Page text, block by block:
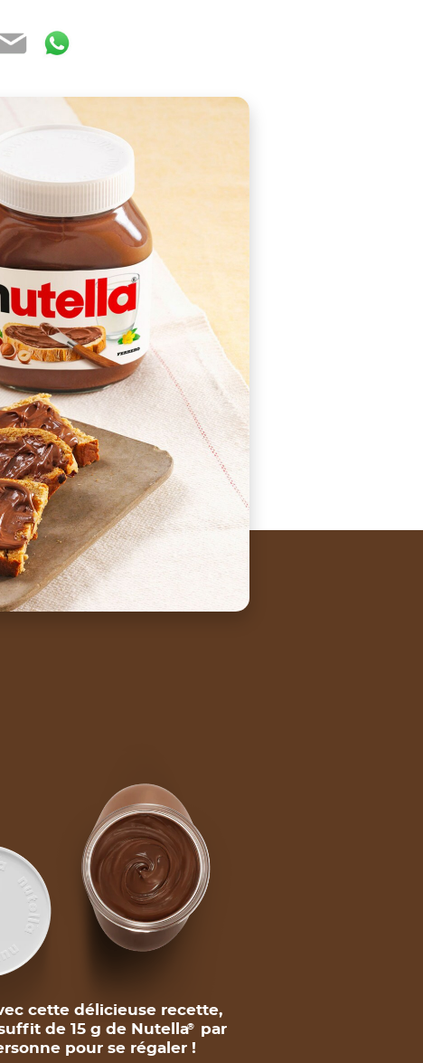
WhatsApp
made during grape harvest and wine-making
cette délicieuse recette,
de 15 g de Nutella®
par
pour se régaler !